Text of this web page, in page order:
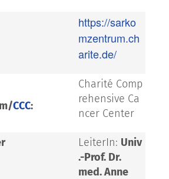
https://sarko
mzentrum.ch
arite.de/
CCC:
Charité Comp
rehensive Ca
ncer Center
LeiterIn: Univ
.-Prof. Dr.
med. Anne